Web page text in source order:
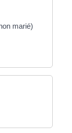
marié)